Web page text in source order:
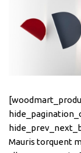
Mauris torquent